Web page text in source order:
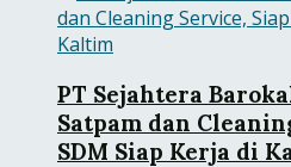
PT Sejahtera
Satpam dan
SDM Siap Kerja di